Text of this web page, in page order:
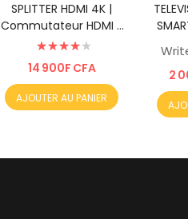
SPLITTER HDMI 4K |
Commutateur HDMI 3
ports 3x1 Splitter HDMI
Sortie 3 en 1 avec ...
82%
14 900F CFA
AJOUTER AU PANIER
2